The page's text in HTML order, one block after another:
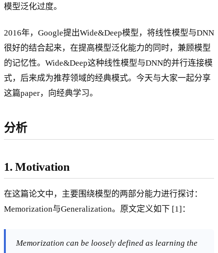
模型泛化过度。
2016年，Google提出Wide&Deep模型，将线性模型与DNN
很好的结合起来，在提高模型泛化能力的同时，兼顾模型
的记忆性。Wide&Deep这种线性模型与DNN的并行连接模
式，后来成为推荐领域的经典模式。今天与大家一起分享
这篇paper，向经典学习。
分析
1. Motivation
在这篇论文中，主要围绕模型的两部分能力进行探讨：
Memorization与Generalization。原文定义如下 [1]：
Memorization can be loosely defined as learning the